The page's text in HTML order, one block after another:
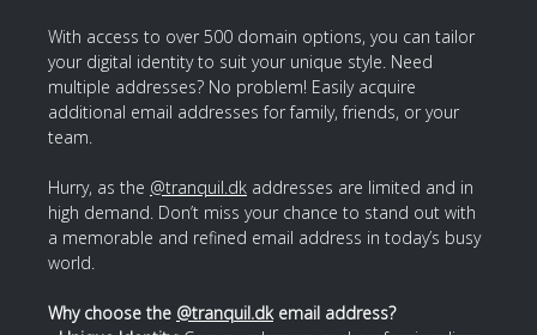
With access to over 500 domain options, you can tailor
your digital identity to suit your unique style. Need
multiple addresses? No problem! Easily acquire
additional email addresses for family, friends, or your
team.
Hurry, as the @tranquil.dk addresses are limited and in
high demand. Don’t miss your chance to stand out with
a memorable and refined email address in today’s busy
world.
Why choose the @tranquil.dkemail address?